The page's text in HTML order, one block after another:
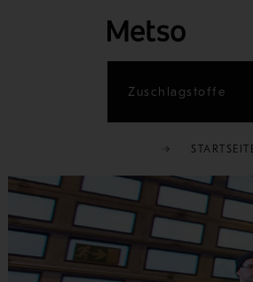
Zuschlagstoffe